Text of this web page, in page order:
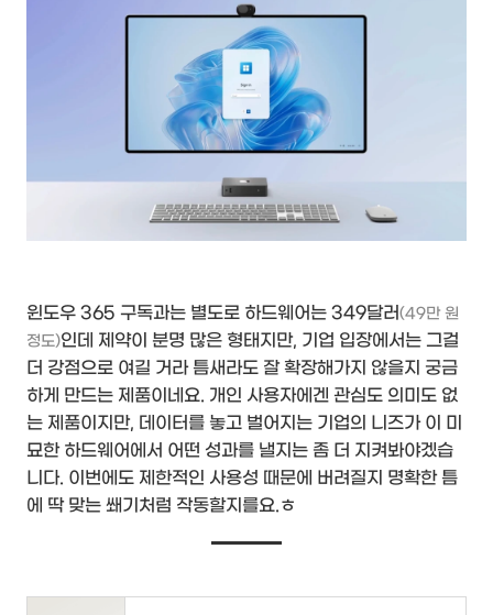
윈도우 365 구독과는 별도로 하드웨어는 349달러(49만 원
정도)인데 제약이 분명 많은 형태지만, 기업 입장에서는 그걸
더 강점으로 여길 거라 틈새라도 잘 확장해가지 않을지 궁금
하게 만드는 제품이네요. 개인 사용자에겐 관심도 의미도 없
는 제품이지만, 데이터를 놓고 벌어지는 기업의 니즈가 이 미
묘한 하드웨어에서 어떤 성과를 낼지는 좀 더 지켜봐야겠습
니다. 이번에도 제한적인 사용성 때문에 버려질지 명확한 틈
에 딱 맞는 쐐기처럼 작동할지를요.ㅎ